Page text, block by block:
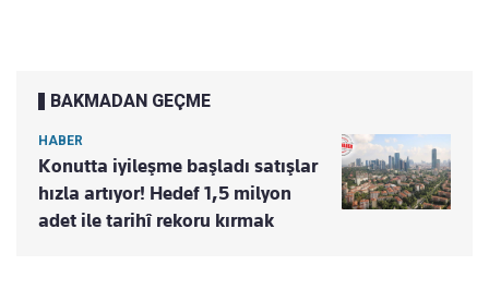
BAKMADAN GEÇME
HABER
Konutta iyileşme başladı satışlar
hızla artıyor! Hedef 1,5 milyon
adet ile tarihî rekoru kırmak